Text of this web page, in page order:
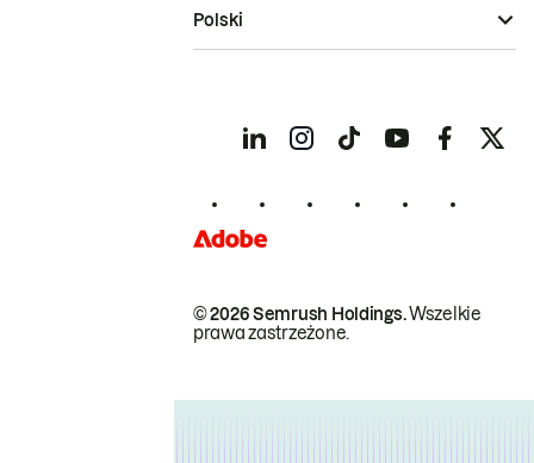
© 2026 Semrush Holdings.Wszelkie
prawa zastrzeżone.
Polski